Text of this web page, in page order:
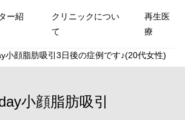
ー紹
クリニックについ
て
再生医
療
小顔脂肪吸引3日後の症例です♪(20代女性)
小顔脂肪吸引